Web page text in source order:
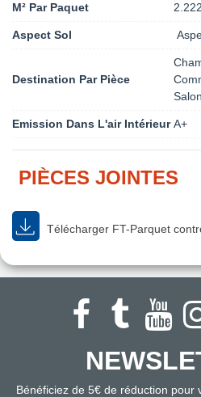
M² Par Paquet
Aspect Sol
Destination Par Pièce
Emission Dans L'air Intérieur A+
PIÈCES JOINTES
Télécharger FT-Parquet
Bénéficiez de 5€ de réduction pour